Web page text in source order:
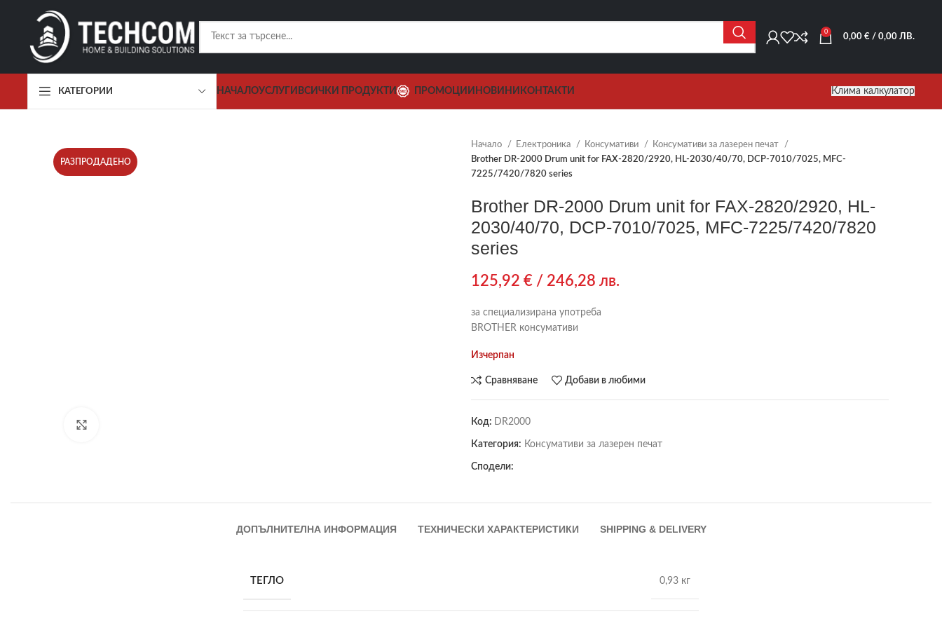
0
0,00€ / 0,00 ЛВ.
КАТЕГОРИИ НАЧАЛОУСЛУГИ ВСИЧКИ ПРОДУКТИ ПРОМОЦИИ НОВИНИ КОНТАКТИ Клима калкулатор
РАЗПРОДАДЕНО
Начало Електроника Консумативи
Консумативи за лазерен печат
Brother DR-2000 Drum unit for FAX-2820/2920, HL-2030/40/70, DCP-7010/7025, MFC-
7225/7420/7820 series
Brother DR-2000 Drum unit for FAX-2820/2920, HL-
2030/40/70, DCP-7010/7025, MFC-7225/7420/7820
series
125,92 € / 246,28 лв.
за специализирана употреба
BROTHER консумативи
Изчерпан
Сравняване Добави в любими
Код: DR2000
Категория: Консумативи за лазерен печат
Сподели:
ДОПЪЛНИТЕЛНА ИНФОРМАЦИЯ ТЕХНИЧЕСКИ ХАРАКТЕРИСТИКИ SHIPPING & DELIVERY
ТЕГЛО 0,93 кг